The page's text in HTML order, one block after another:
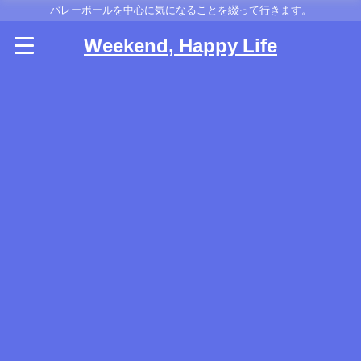
バレーボールを中心に気になることを綴って行きます。
Weekend, Happy Life